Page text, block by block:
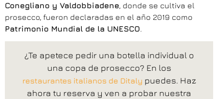
Conegliano y Valdobbiadene, donde se cultiva el
prosecco, fueron declaradas en el año 2019 como
Patrimonio Mundial de la UNESCO.
¿Te apetece pedir una botella individual o
una copa de prosecco? En los
restaurantes italianos de Ditaly puedes. Haz
ahora tu reserva y ven a probar nuestra